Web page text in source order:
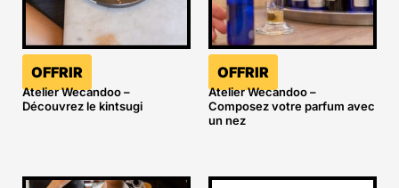
OFFRIR
Atelier Wecandoo –
Découvrez le kintsugi
OFFRIR
Atelier Wecandoo –
Composez votre parfum avec
un nez